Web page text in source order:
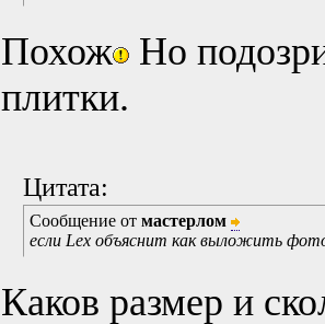
Похож Но
плитки.
Цитата:
Сообщение от мастерлом
если Lex объяснит как выложить
Каков размер и